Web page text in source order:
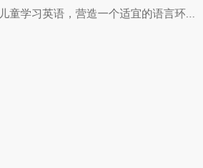
儿童学习英语，营造一个适宜的语言环...